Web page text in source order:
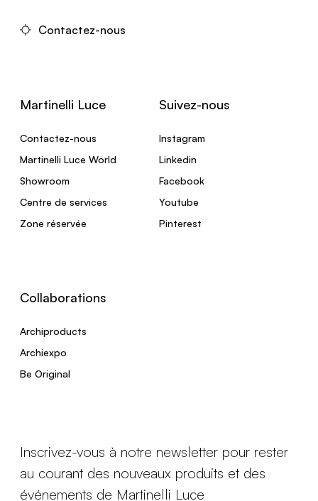
Contactez-nous
Martinelli Luce
Contactez-nous
Martinelli Luce World
Showroom
Centre de services
Zone réservée
Suivez-nous
Instagram
Linkedin
Facebook
Youtube
Pinterest
Collaborations
Archiproducts
Archiexpo
Be Original
Inscrivez-vous à notre newsletter pour rester
au courant des nouveaux produits et des
événements de Martinelli Luce